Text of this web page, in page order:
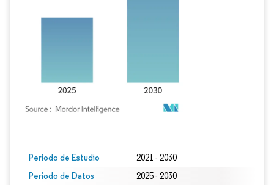
Período de Estudio 2021 - 2030
Período de Datos
2025 - 2030